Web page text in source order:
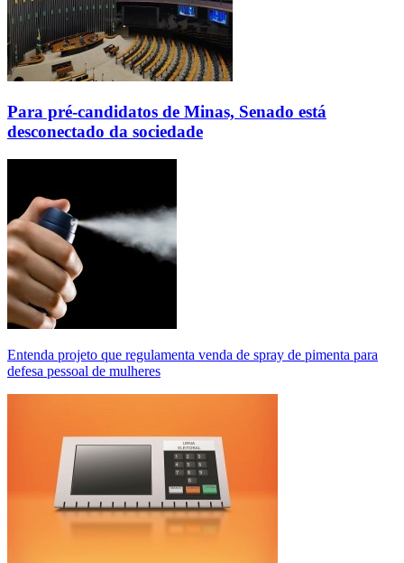
Para pré-candidatos de Minas, Senado está
desconectado da sociedade
Entenda projeto que regulamenta venda de spray de pimenta para
defesa pessoal de mulheres